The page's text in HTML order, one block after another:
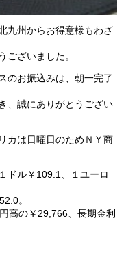
九州からお得意様もわざ
ございました。
のお振込みは、朝一完了
、誠にありがとうござい
カは日曜日のためＮＹ商
ドル￥109.1、１ユーロ
。
高の￥29,766、長期金利